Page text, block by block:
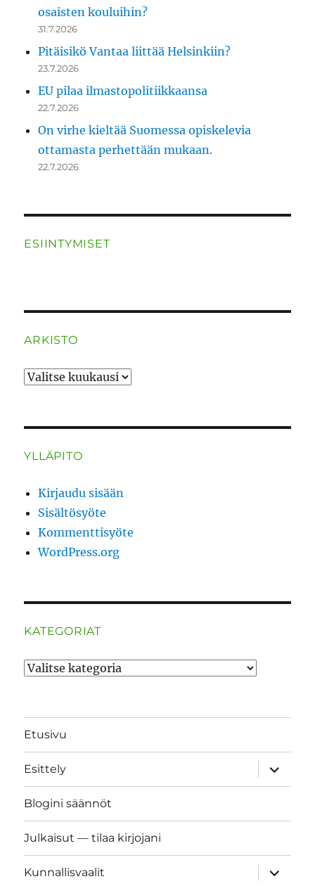
osaisten kouluihin?
31.7.2026
Pitäisikö Vantaa liittää Helsinkiin?
23.7.2026
EU pilaa ilmastopolitiikkaansa
22.7.2026
On virhe kieltää Suomessa opiskelevia
ottamasta perhettään mukaan.
22.7.2026
ESIINTYMISET
ARKISTO
ARKISTO
YLLÄPITO
Kirjaudu sisään
Sisältösyöte
Kommenttisyöte
WordPress.org
KATEGORIAT
Kategoriat
Etusivu
Esittely
näytä
Blogini säännöt
Julkaisut — tilaa kirjojani
Kunnallisvaalit
näytä